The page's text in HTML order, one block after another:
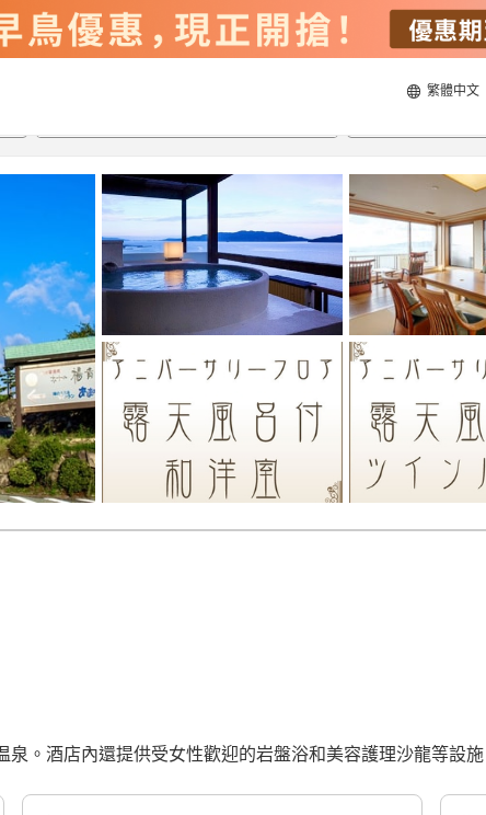
繁體中文
。酒店內還提供受女性歡迎的岩盤浴和美容護理沙龍等設施